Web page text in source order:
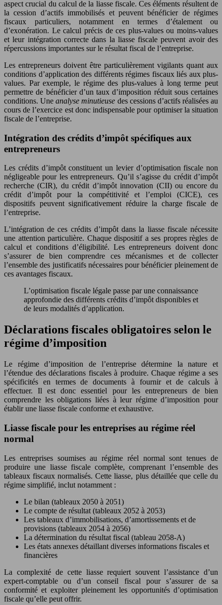
aspect crucial du calcul de la liasse fiscale. Ces éléments résultent de
la cession d’actifs immobilisés et peuvent bénéficier de régimes
fiscaux particuliers, notamment en termes d’étalement ou
d’exonération. Le calcul précis de ces plus-values ou moins-values
et leur intégration correcte dans la liasse fiscale peuvent avoir des
répercussions importantes sur le résultat fiscal de l’entreprise.
Les entrepreneurs doivent être particulièrement vigilants quant aux
conditions d’application des différents régimes fiscaux liés aux plus-
values. Par exemple, le régime des plus-values à long terme peut
permettre de bénéficier d’un taux d’imposition réduit sous certaines
conditions. Uneanalyse minutieuse des cessions d’actifs réalisées au
cours de l’exercice est donc indispensable pour optimiser la situation
fiscale de l’entreprise.
Intégration des crédits d’impôt spécifiques aux
entrepreneurs
Les crédits d’impôt constituent un levier d’optimisation fiscale non
négligeable pour les entrepreneurs. Qu’il s’agisse du crédit d’impôt
recherche (CIR), du crédit d’impôt innovation (CII) ou encore du
crédit d’impôt pour la compétitivité et l’emploi (CICE), ces
dispositifs peuvent significativement réduire la charge fiscale de
l’entreprise.
L’intégration de ces crédits d’impôt dans la liasse fiscale nécessite
une attention particulière. Chaque dispositif a ses propres règles de
calcul et conditions d’éligibilité. Les entrepreneurs doivent donc
s’assurer de bien comprendre ces mécanismes et de collecter
l’ensemble des justificatifs nécessaires pour bénéficier pleinement de
ces avantages fiscaux.
L’optimisation fiscale légale passe par une connaissance
approfondie des différents crédits d’impôt disponibles et
de leurs modalités d’application.
Déclarations fiscales obligatoires selon le
régime d’imposition
Le régime d’imposition de l’entreprise détermine la nature et
l’étendue des déclarations fiscales à produire. Chaque régime a ses
spécificités en termes de documents à fournir et de calculs à
effectuer. Il est donc essentiel pour les entrepreneurs de bien
comprendre les obligations liées à leur régime d’imposition pour
établir une liasse fiscale conforme et exhaustive.
Liasse fiscale pour les entreprises au régime réel
normal
Les entreprises soumises au régime réel normal sont tenues de
produire une liasse fiscale complète, comprenant l’ensemble des
tableaux fiscaux normalisés. Cette liasse, plus détaillée que celle du
régime simplifié, inclut notamment :
Le bilan (tableaux 2050 à 2051)
Le compte de résultat (tableaux 2052 à 2053)
Les tableaux d’immobilisations, d’amortissements et de
provisions (tableaux 2054 à 2056)
La détermination du résultat fiscal (tableau 2058-A)
Les états annexes détaillant diverses informations fiscales et
financières
La complexité de cette liasse requiert souvent l’assistance d’un
expert-comptable ou d’un conseil fiscal pour s’assurer de sa
conformité et exploiter pleinement les opportunités d’optimisation
fiscale qu’elle peut offrir.